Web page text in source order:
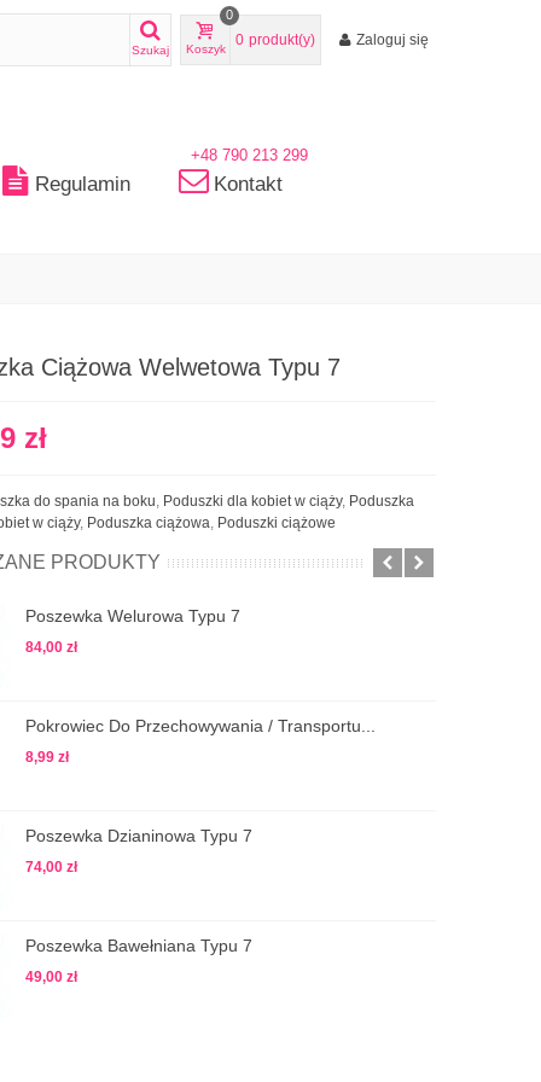
Szukaj Koszyk
0
0 produkt(y) Zaloguj się
Regulamin Kontakt
+48 790 213 299
Ciążowa Welwetowa Typu 7
zł
do spania na boku, Poduszki dla kobiet w ciąży, Poduszka
w ciąży, Poduszka ciążowa, Poduszki ciążowe
PRODUKTY
Poszewka Welurowa Typu 7
84,00 zł
Pokrowiec Do Przechowywania / Transportu...
8,99 zł
Poszewka Dzianinowa Typu 7
74,00 zł
Poszewka Bawełniana Typu 7
49,00 zł